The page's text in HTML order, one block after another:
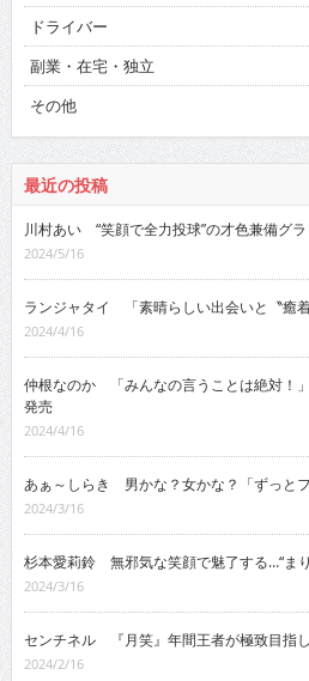
ドライバー
副業・在宅・独立
その他
最近の投稿
川村あい “笑顔で全力投球”の才色兼備グ
2024/5/16
ランジャタイ 「素晴らしい出会いと〝癒
2024/4/16
仲根なのか 「みんなの言うことは絶対！
発売
2024/4/16
あぁ～しらき 男かな？女かな？「ずっとフ
2024/3/16
杉本愛莉鈴 無邪気な笑顔で魅了する…“ま
2024/3/16
センチネル 『月笑』年間王者が極致目指
2024/2/16